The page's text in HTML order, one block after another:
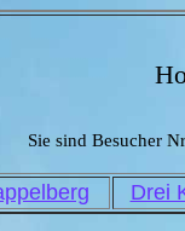
Sie sind Besucher
Drei